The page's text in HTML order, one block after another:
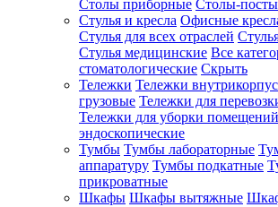
Столы приборные Столы-посты
Стулья и кресла Офисные
Стулья для всех отраслей
Стулья медицинские Все
стоматологические Скрыть
Тележки Тележки
грузовые Тележки для
Тележки для уборки помещений
эндоскопические
Тумбы Тумбы лабораторные
аппаратуру Тумбы подкатные
прикроватные
Шкафы Шкафы вытяжные